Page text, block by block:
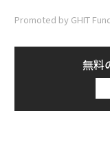
Promoted by GHIT
無料